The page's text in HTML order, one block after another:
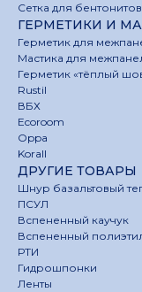
Сетка для
ГЕРМЕТИКИ И
Герметик для
Мастика для
Герметик «тёплый
Rustil
ВБХ
Ecoroom
Oppa
Korall
ДРУГИЕ ТОВАРЫ
Шнур базальтовый
ПСУЛ
Вспененный каучук
Вспененный
РТИ
Гидрошпонки
Ленты